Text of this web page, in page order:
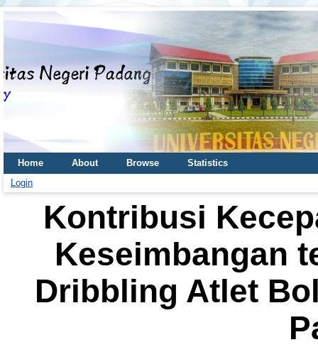
Home About Browse
Statistics
Login
Kontribusi
Keseimbangan
Dribbling Atlet